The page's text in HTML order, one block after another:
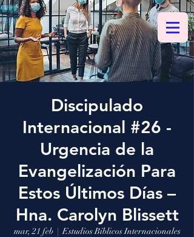
Discipulado
Internacional #26 -
Urgencia de la
Evangelización Para
Estos Últimos Días –
Hna. Carolyn Blissett
mar, 21 feb
  |
Estudios Bíblicos Internacionales